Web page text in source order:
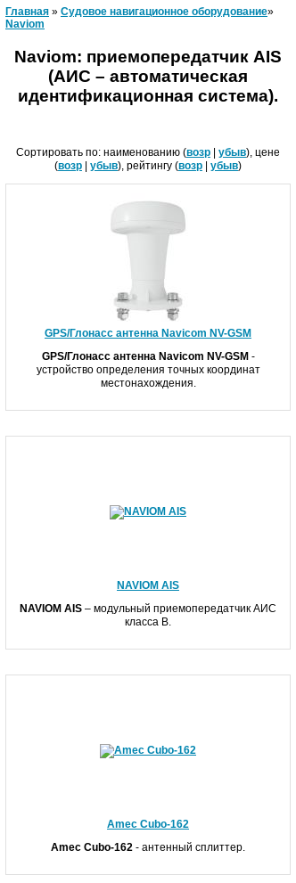
Главная » Судовое навигационное оборудование»
Naviom
Naviom: приемопередатчик AIS
(АИС – автоматическая
идентификационная система).
Сортировать по: наименованию (возр убыв), цене
(возр убыв), рейтингу (возр убыв)
GPS/Глонасс антенна Navicom NV-GSM
GPS/Глонасс антенна Navicom NV-GSM -
устройство определения точных координат
местонахождения.
NAVIOM AIS
NAVIOM AIS – модульный приемопередатчик АИС
класса B.
Amec Cubo-162
Amec Cubo-162 - антенный сплиттер.